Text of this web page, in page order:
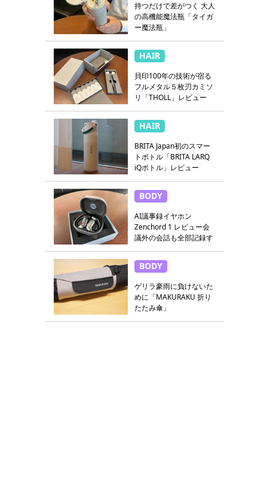
持つだけで差がつく 大人
の高機能魔法瓶「タイガ
ー魔法瓶」
HAIR
貝印100年の技術が宿る
フルメタル５枚刃カミソ
リ「THOLL」レビュー
HAIR
BRITA Japan初のスマー
トボトル「BRITA LARQ
iQボトル」レビュー
BODY
AI議事録イヤホン
Zenchord 1 レビュー会
議外の会話も全部記録す
BODY
ゲリラ豪雨に負けないた
めに「MAKURAKU 折り
たたみ傘」